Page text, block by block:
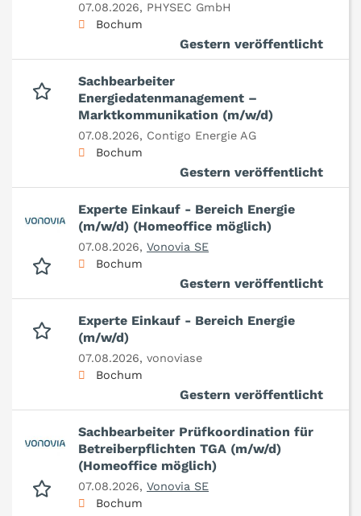
07.08.2026, PHYSEC GmbH
Bochum
Gestern veröffentlicht
Sachbearbeiter
Energiedatenmanagement –
Marktkommunikation (m/w/d)
07.08.2026, Contigo Energie AG
Bochum
Gestern veröffentlicht
Experte Einkauf - Bereich Energie
(m/w/d) (Homeoffice möglich)
07.08.2026, Vonovia SE
Bochum
Gestern veröffentlicht
Experte Einkauf - Bereich Energie
(m/w/d)
07.08.2026, vonoviase
Bochum
Gestern veröffentlicht
Sachbearbeiter Prüfkoordination für
Betreiberpflichten TGA (m/w/d)
(Homeoffice möglich)
07.08.2026, Vonovia SE
Bochum